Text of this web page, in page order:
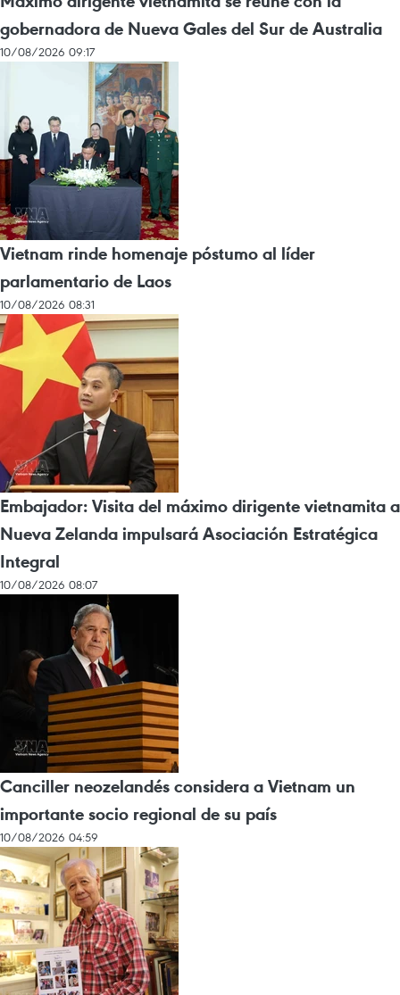
gobernadora de Nueva Gales del Sur de Australia
10/08/2026 09:17
Vietnam rinde homenaje póstumo al líder
parlamentario de Laos
10/08/2026 08:31
Embajador: Visita del máximo dirigente vietnamita a
Nueva Zelanda impulsará Asociación Estratégica
Integral
10/08/2026 08:07
Canciller neozelandés considera a Vietnam un
importante socio regional de su país
10/08/2026 04:59